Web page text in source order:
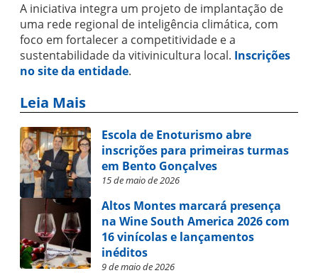
A iniciativa integra um projeto de implantação de
uma rede regional de inteligência climática, com
foco em fortalecer a competitividade e a
sustentabilidade da vitivinicultura local. Inscrições
no site da entidade.
Leia Mais
Escola de Enoturismo abre
inscrições para primeiras turmas
em Bento Gonçalves
15 de maio de 2026
Altos Montes marcará presença
na Wine South America 2026 com
16 vinícolas e lançamentos
inéditos
9 de maio de 2026